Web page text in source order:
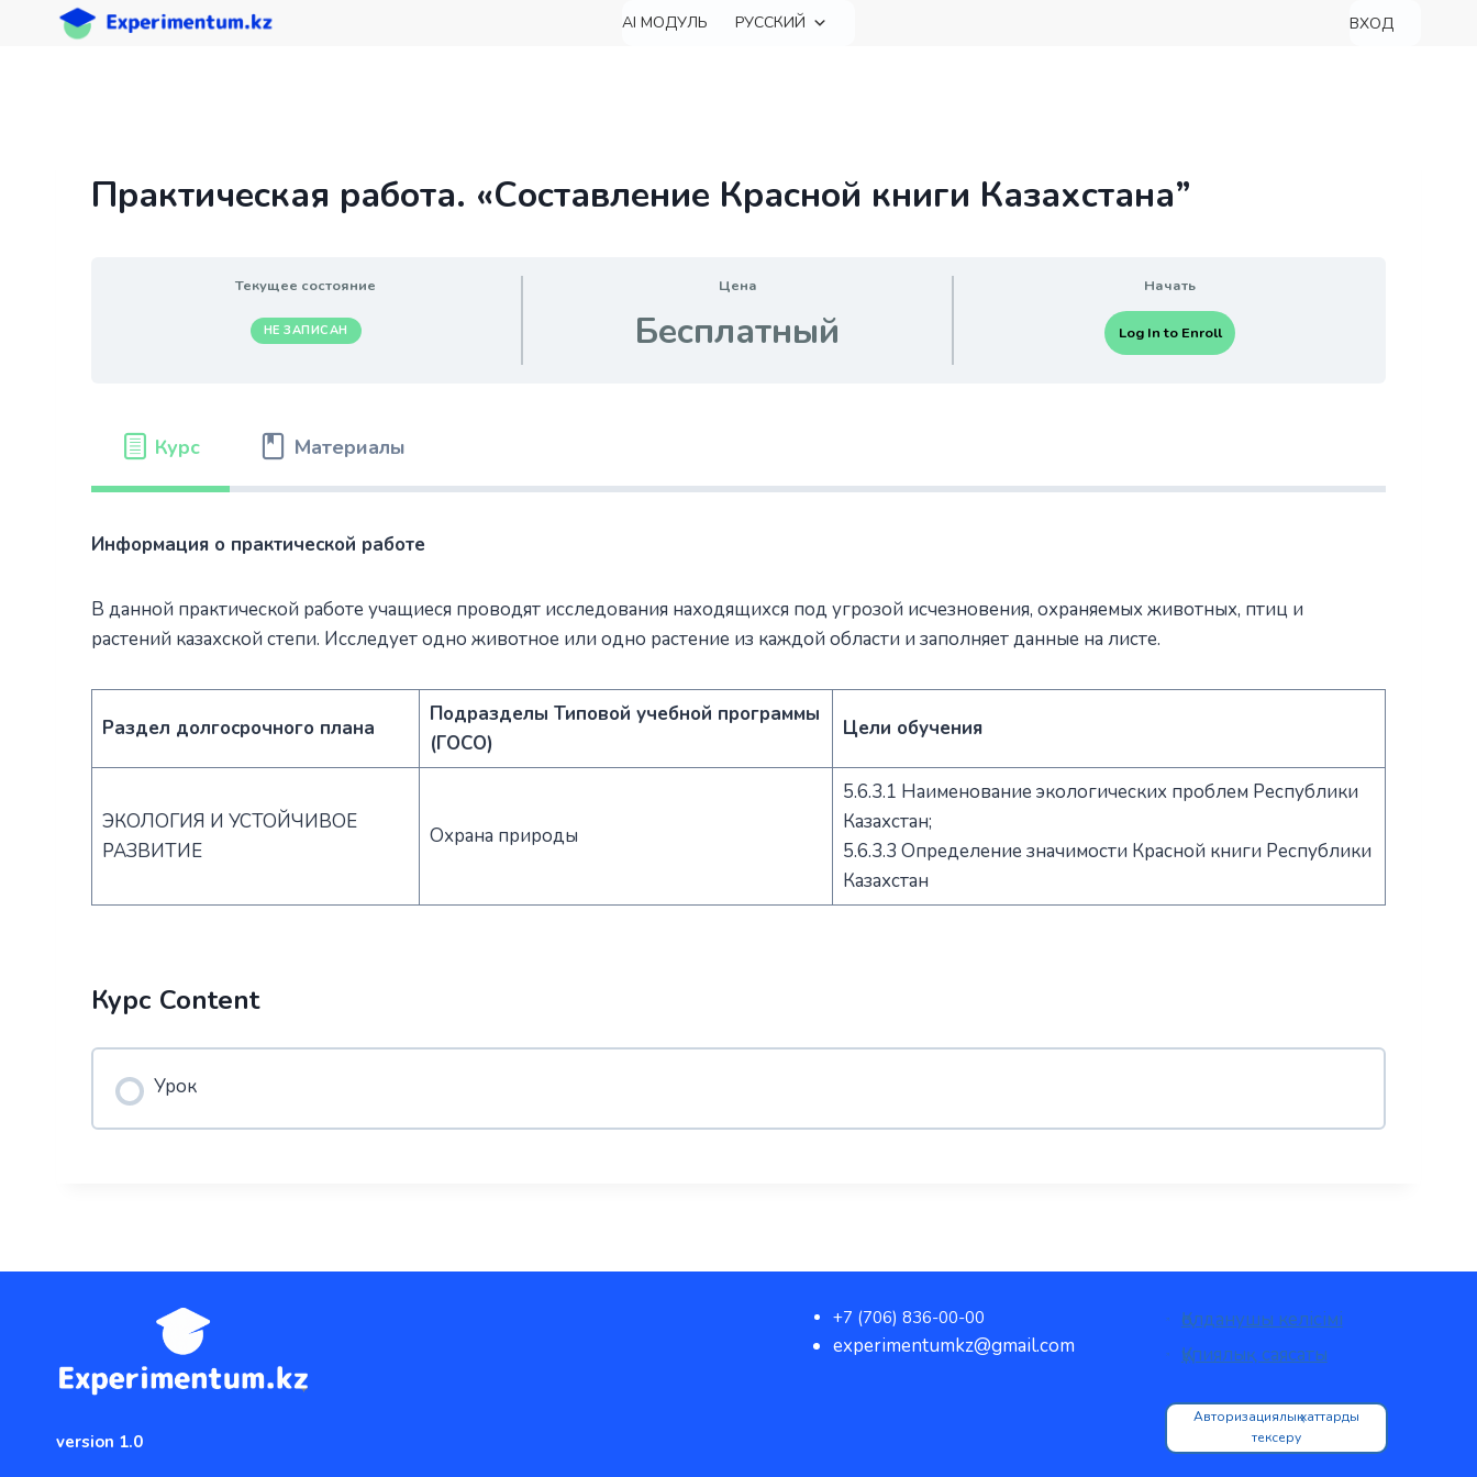
Перейти
AI МОДУЛЬ РУССКИЙ ВХОД
Практическая работа. «Составление Красной книги Казахстана”
Текущее состояние
НЕ ЗАПИСАН
Цена
Бесплатный
Начать
Log In to Enroll
Курс Материалы
Информация о практической работе
В данной практической работе учащиеся проводят исследования находящихся под угрозой исчезновения, охраняемых животных, птиц и
растений казахской степи. Исследует одно животное или одно растение из каждой области и заполняет данные на листе.
Раздел долгосрочного плана
Подразделы Типовой учебной программы
(ГОСО)
Цели обучения
ЭКОЛОГИЯ И УСТОЙЧИВОЕ
РАЗВИТИЕ
Охрана природы
5.6.3.1 Наименование экологических проблем Республики
Казахстан;
5.6.3.3 Определение значимости Красной книги Республики
Казахстан
Курс Content
Урок
version 1.0
+7 (706) 836-00-00
experimentumkz@gmail.com
Қолданушы келісімі
Құпиялық саясаты
Авторизациялық хаттарды
тексеру